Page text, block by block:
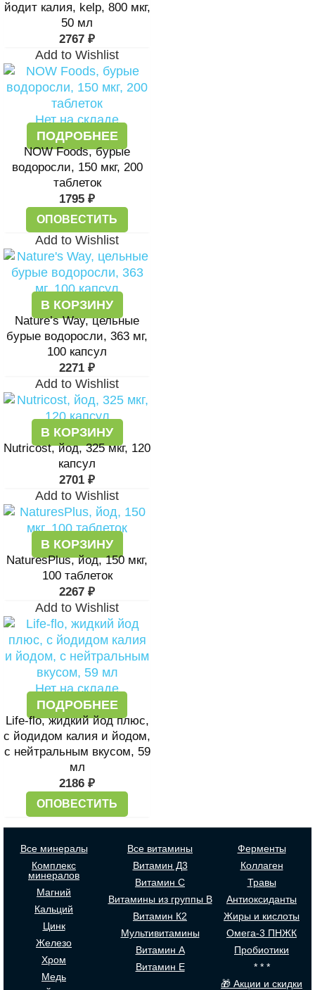
йодит калия, kelp, 800 мкг,
50 мл
2767 ₽
Add to Wishlist
Нет на складе
ПОДРОБНЕЕ
NOW Foods, бурые
водоросли, 150 мкг, 200
таблеток
1795 ₽
ОПОВЕСТИТЬ
Add to Wishlist
В КОРЗИНУ
Nature’s Way, цельные
бурые водоросли, 363 мг,
100 капсул
2271 ₽
Add to Wishlist
В КОРЗИНУ
Nutricost, йод, 325 мкг, 120
капсул
2701 ₽
Add to Wishlist
В КОРЗИНУ
NaturesPlus, йод, 150 мкг,
100 таблеток
2267 ₽
Add to Wishlist
Нет на складе
ПОДРОБНЕЕ
Life-flo, жидкий йод плюс,
с йодидом калия и йодом,
с нейтральным вкусом, 59
мл
2186 ₽
ОПОВЕСТИТЬ
Все минералы
Комплекс
минералов
Магний
Кальций
Цинк
Железо
Хром
Медь
Все витамины
Витамин Д3
Витамин С
Витамины из группы В
Витамин К2
Мультивитамины
Витамин А
Витамин Е
Ферменты
Коллаген
Травы
Антиоксиданты
Жиры и кислоты
Омега-3 ПНЖК
Пробиотики
* * *
🎁 Акции и скидки